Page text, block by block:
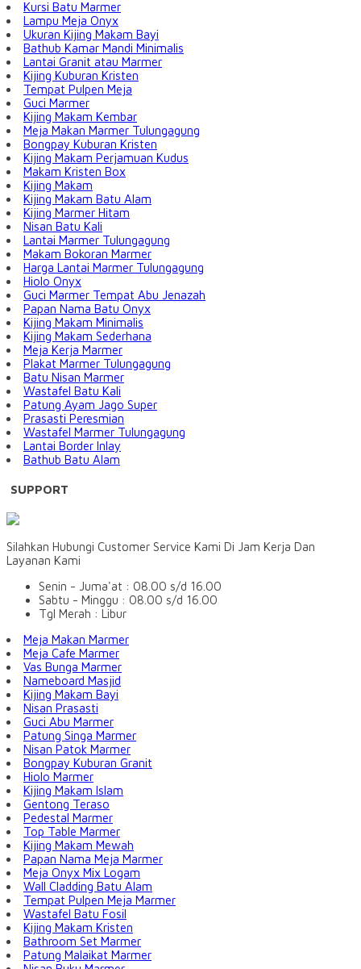
Kursi Batu Marmer
Lampu Meja Onyx
Ukuran Kijing Makam Bayi
Bathub Kamar Mandi Minimalis
Lantai Granit atau Marmer
Kijing Kuburan Kristen
Tempat Pulpen Meja
Guci Marmer
Kijing Makam Kembar
Meja Makan Marmer Tulungagung
Bongpay Kuburan Kristen
Kijing Makam Perjamuan Kudus
Makam Kristen Box
Kijing Makam
Kijing Makam Batu Alam
Kijing Marmer Hitam
Nisan Batu Kali
Lantai Marmer Tulungagung
Makam Bokoran Marmer
Harga Lantai Marmer Tulungagung
Hiolo Onyx
Guci Marmer Tempat Abu Jenazah
Papan Nama Batu Onyx
Kijing Makam Minimalis
Kijing Makam Sederhana
Meja Kerja Marmer
Plakat Marmer Tulungagung
Batu Nisan Marmer
Wastafel Batu Kali
Patung Ayam Jago Super
Prasasti Peresmian
Wastafel Marmer Tulungagung
Lantai Border Inlay
Bathub Batu Alam
SUPPORT
Silahkan Hubungi Customer Service Kami Di Jam Kerja Dan
Layanan Kami
Senin - Juma'at : 08.00 s/d 16.00
Sabtu - Minggu : 08.00 s/d 16.00
Tgl Merah : Libur
Meja Makan Marmer
Meja Cafe Marmer
Vas Bunga Marmer
Nameboard Masjid
Kijing Makam Bayi
Nisan Prasasti
Guci Abu Marmer
Patung Singa Marmer
Nisan Patok Marmer
Bongpay Kuburan Granit
Hiolo Marmer
Kijing Makam Islam
Gentong Teraso
Pedestal Marmer
Top Table Marmer
Kijing Makam Mewah
Papan Nama Meja Marmer
Meja Onyx Mix Logam
Wall Cladding Batu Alam
Tempat Pulpen Meja Marmer
Wastafel Batu Fosil
Kijing Makam Kristen
Bathroom Set Marmer
Patung Malaikat Marmer